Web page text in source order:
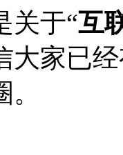
于“互
大家已